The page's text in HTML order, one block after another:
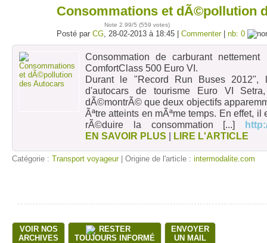
Consommations et dÃ©pollution
Note 2.99/5 (559 votes)
Posté par CG, 28-02-2013 à 18:45 | Commenter| nb: 0
Consommation de carburant
ComfortClass 500 Euro VI.
Durant le "Record Run Buses 2012",
d'autocars de tourisme Euro VI
dÃ©montrÃ© que deux objectifs
Ãªtre atteints en mÃªme temps. En effet,
rÃ©duire la consommation [...]
EN SAVOIR PLUS | LIRE L'ARTICLE
Catégorie : Transport voyageur| Origine de l'article : intermodalite.com
VOIR NOS
ARCHIVES
RESTER
TOUJOURS INFORMÉ
ENVOYER
UN MAIL